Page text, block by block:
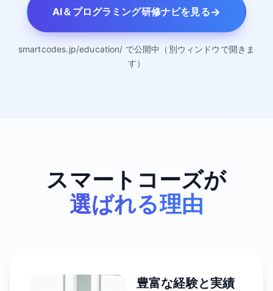
AI＆プログラミング研修ナビを見る→
smartcodes.jp/education/ で公開中（別ウィンドウで開きま
す）
スマートコーズが
選ばれる理由
豊富な経験と実績